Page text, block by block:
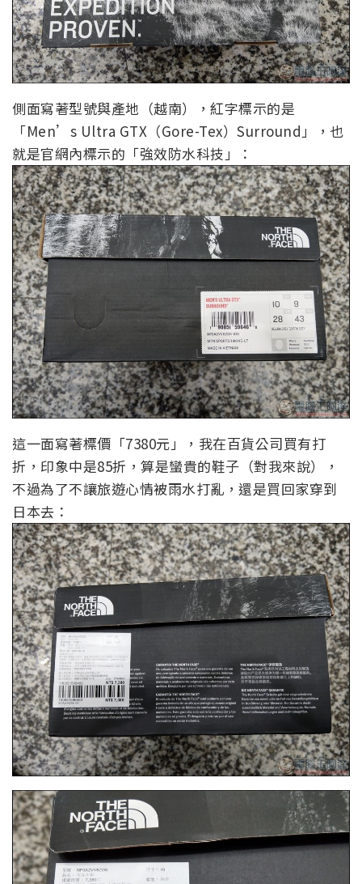
側面寫著型號與產地（越南），紅字標示的是
「Men’s Ultra GTX（Gore-Tex）Surround」，也
就是官網內標示的「強效防水科技」：
這一面寫著標價「7380元」，我在百貨公司買有打
折，印象中是85折，算是蠻貴的鞋子（對我來說），
不過為了不讓旅遊心情被雨水打亂，還是買回家穿到
日本去：